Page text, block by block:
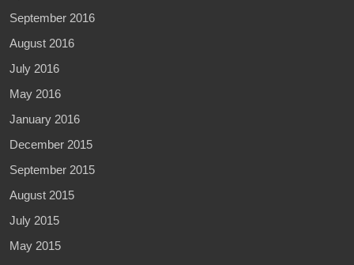
September 2016
August 2016
July 2016
May 2016
January 2016
December 2015
September 2015
August 2015
July 2015
May 2015